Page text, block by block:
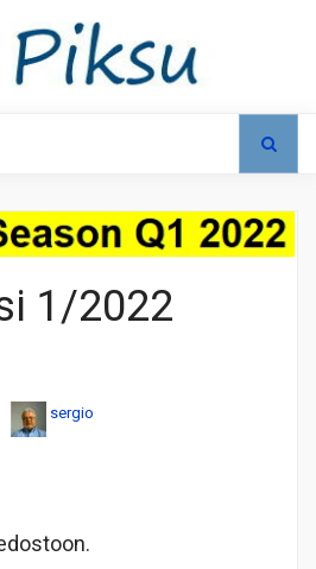
1/2022
sergio